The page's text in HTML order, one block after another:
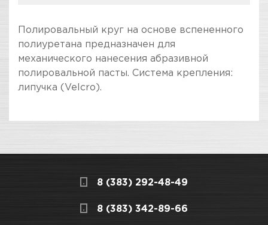
КОМПАНИЯ "ЗВЕЗДА УДАЧИ" ЯВЛЯЕТСЯ
ОФИЦИАЛЬНЫМ ДИЛЕРОМ БРЕНДА H7
Полировальный круг на основе вспененного
полиуретана предназначен для
механического нанесения абразивной
полировальной пасты. Система крепления:
липучка (Velcro).
СКЛАДСКОЙ КОМПЛЕКС
получение товара максимально комфортными,
поэтому подготовили для Вас самую
8 (383) 292-48-49
8 (383) 342-89-66